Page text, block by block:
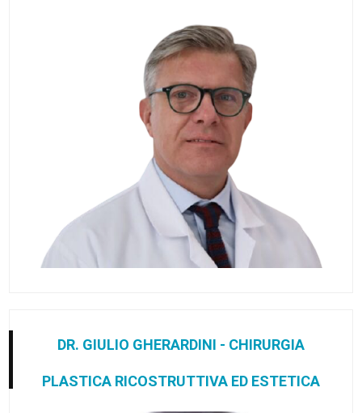
DR. GIULIO GHERARDINI - CHIRURGIA
PLASTICA RICOSTRUTTIVA ED ESTETICA